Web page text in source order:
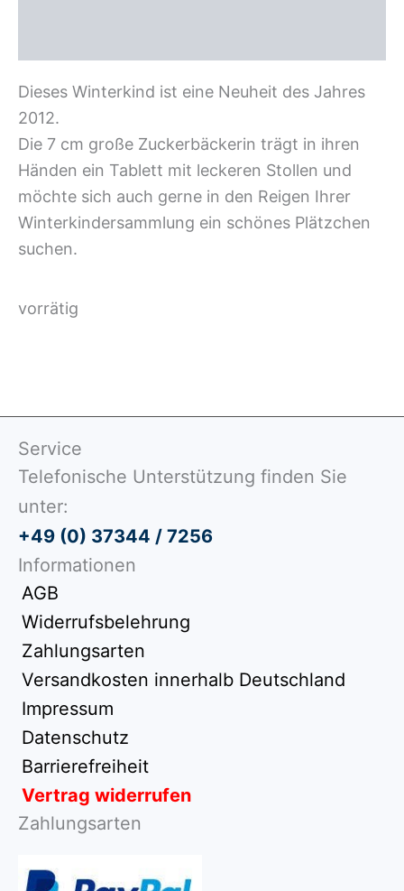
Dieses Winterkind ist eine Neuheit des Jahres
2012.
Die 7 cm große Zuckerbäckerin trägt in ihren
Händen ein Tablett mit leckeren Stollen und
möchte sich auch gerne in den Reigen Ihrer
Winterkindersammlung ein schönes Plätzchen
suchen.
vorrätig
Service
Telefonische Unterstützung finden Sie
unter:
+49 (0) 37344 / 7256
Informationen
AGB
Widerrufsbelehrung
Zahlungsarten
Versandkosten innerhalb Deutschland
Impressum
Datenschutz
Barrierefreiheit
Vertrag widerrufen
Zahlungsarten